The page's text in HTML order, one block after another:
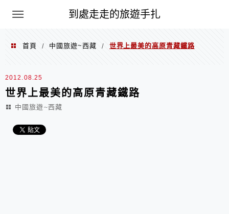
到處走走的旅遊手扎
首頁 / 中國旅遊~西藏 / 世界上最美的高原青藏鐵路
2012.08.25
世界上最美的高原青藏鐵路
中國旅遊~西藏